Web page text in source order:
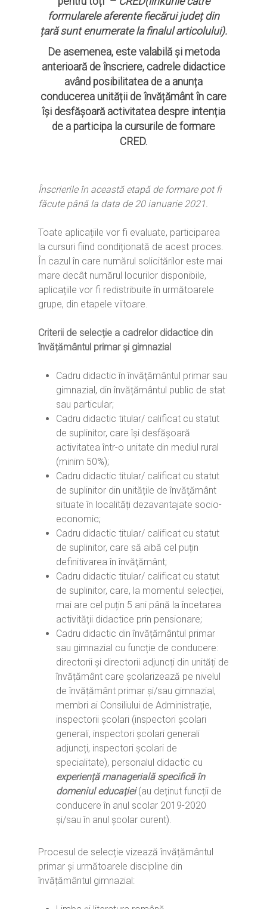
formularele aferente fiecărui județ din
țară sunt enumerate la finalul articolului).
De asemenea, este valabilă și metoda
anterioară de înscriere, cadrele didactice
având posibilitatea de a anunța
conducerea unității de învățământ în care
își desfășoară activitatea despre intenția
de a participa la cursurile de formare
CRED.
Înscrierile în această etapă de formare pot fi
făcute până la data de 20 ianuarie 2021.
Toate aplicațiile vor fi evaluate, participarea
la cursuri fiind condiționată de acest proces.
În cazul în care numărul solicitărilor este mai
mare decât numărul locurilor disponibile,
aplicațiile vor fi redistribuite în următoarele
grupe, din etapele viitoare.
Criterii de selecție a cadrelor didactice din
învățământul primar și gimnazial
Cadru didactic în învăţământul primar sau
gimnazial, din învățământul public de stat
sau particular;
Cadru didactic titular/ calificat cu statut
de suplinitor, care își desfășoară
activitatea într-o unitate din mediul rural
(minim 50%);
Cadru didactic titular/ calificat cu statut
de suplinitor din unitățile de învăţământ
situate în localități dezavantajate socio-
economic;
Cadru didactic titular/ calificat cu statut
de suplinitor, care să aibă cel puțin
definitivarea în învăţământ;
Cadru didactic titular/ calificat cu statut
de suplinitor, care, la momentul selecției,
mai are cel puțin 5 ani până la încetarea
activității didactice prin pensionare;
Cadru didactic din învățământul primar
sau gimnazial cu funcție de conducere:
directorii și directorii adjuncți din unități de
învățământ care școlarizează pe nivelul
de învățământ primar și/sau gimnazial,
membri ai Consiliului de Administrație,
inspectorii școlari (inspectori școlari
generali, inspectori școlari generali
adjuncți, inspectori școlari de
specialitate), personalul didactic cu
experiență managerială specifică în
domeniul educației(au deținut funcții de
conducere în anul scolar 2019-2020
și/sau în anul școlar curent).
Procesul de selecție vizează învățământul
primar și următoarele discipline din
învățământul gimnazial: